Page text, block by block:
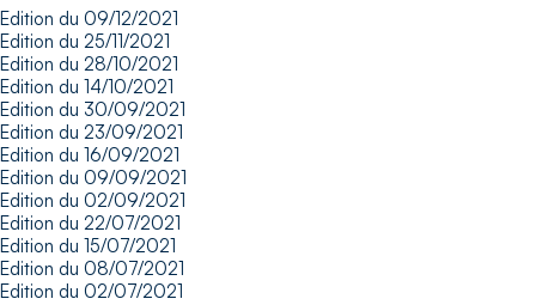
Edition du 09/12/2021
Edition du 25/11/2021
Edition du 28/10/2021
Edition du 14/10/2021
Edition du 30/09/2021
Edition du 23/09/2021
Edition du 16/09/2021
Edition du 09/09/2021
Edition du 02/09/2021
Edition du 22/07/2021
Edition du 15/07/2021
Edition du 08/07/2021
Edition du 02/07/2021